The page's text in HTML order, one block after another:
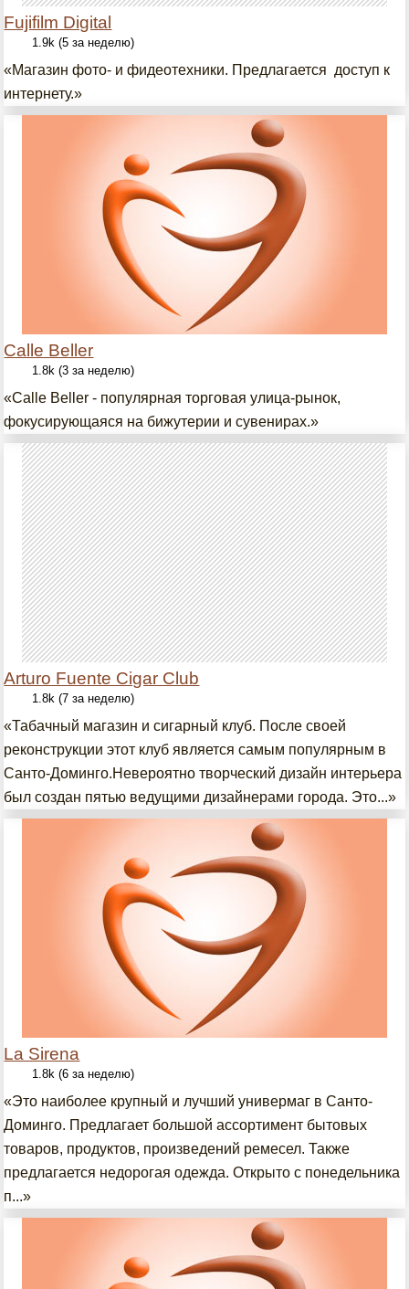
Fujifilm Digital
1.9k (5 за неделю)
«Магазин фото- и фидеотехники. Предлагается доступ к
интернету.»
Calle Beller
1.8k (3 за неделю)
«Calle Beller - популярная торговая улица-рынок,
фокусирующаяся на бижутерии и сувенирах.»
Arturo Fuente Cigar Club
1.8k (7 за неделю)
«Табачный магазин и сигарный клуб. После своей
реконструкции этот клуб является самым популярным в
Санто-Доминго.Невероятно творческий дизайн интерьера
был создан пятью ведущими дизайнерами города. Это...»
La Sirena
1.8k (6 за неделю)
«Это наиболее крупный и лучший универмаг в Санто-
Доминго. Предлагает большой ассортимент бытовых
товаров, продуктов, произведений ремесел. Также
предлагается недорогая одежда. Открыто с понедельника
п...»